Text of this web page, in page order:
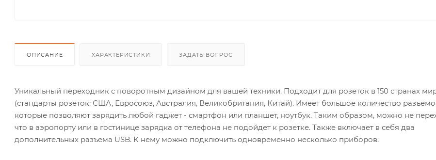
ОПИСАНИЕ ХАРАКТЕРИСТИКИ ЗАДАТЬ ВОПРОС
Уникальный переходник с поворотным дизайном для вашей техники. Подходит для розеток в 150 странах
(стандарты розеток: США, Евросоюз, Австралия, Великобритания, Китай). Имеет большое количество
которые позволяют зарядить любой гаджет - смартфон или планшет, ноутбук. Таким образом, можно не
что в аэропорту или в гостинице зарядка от телефона не подойдет к розетке. Также включает в себя два
дополнительных разъема USB. К нему можно подключить одновременно несколько приборов.